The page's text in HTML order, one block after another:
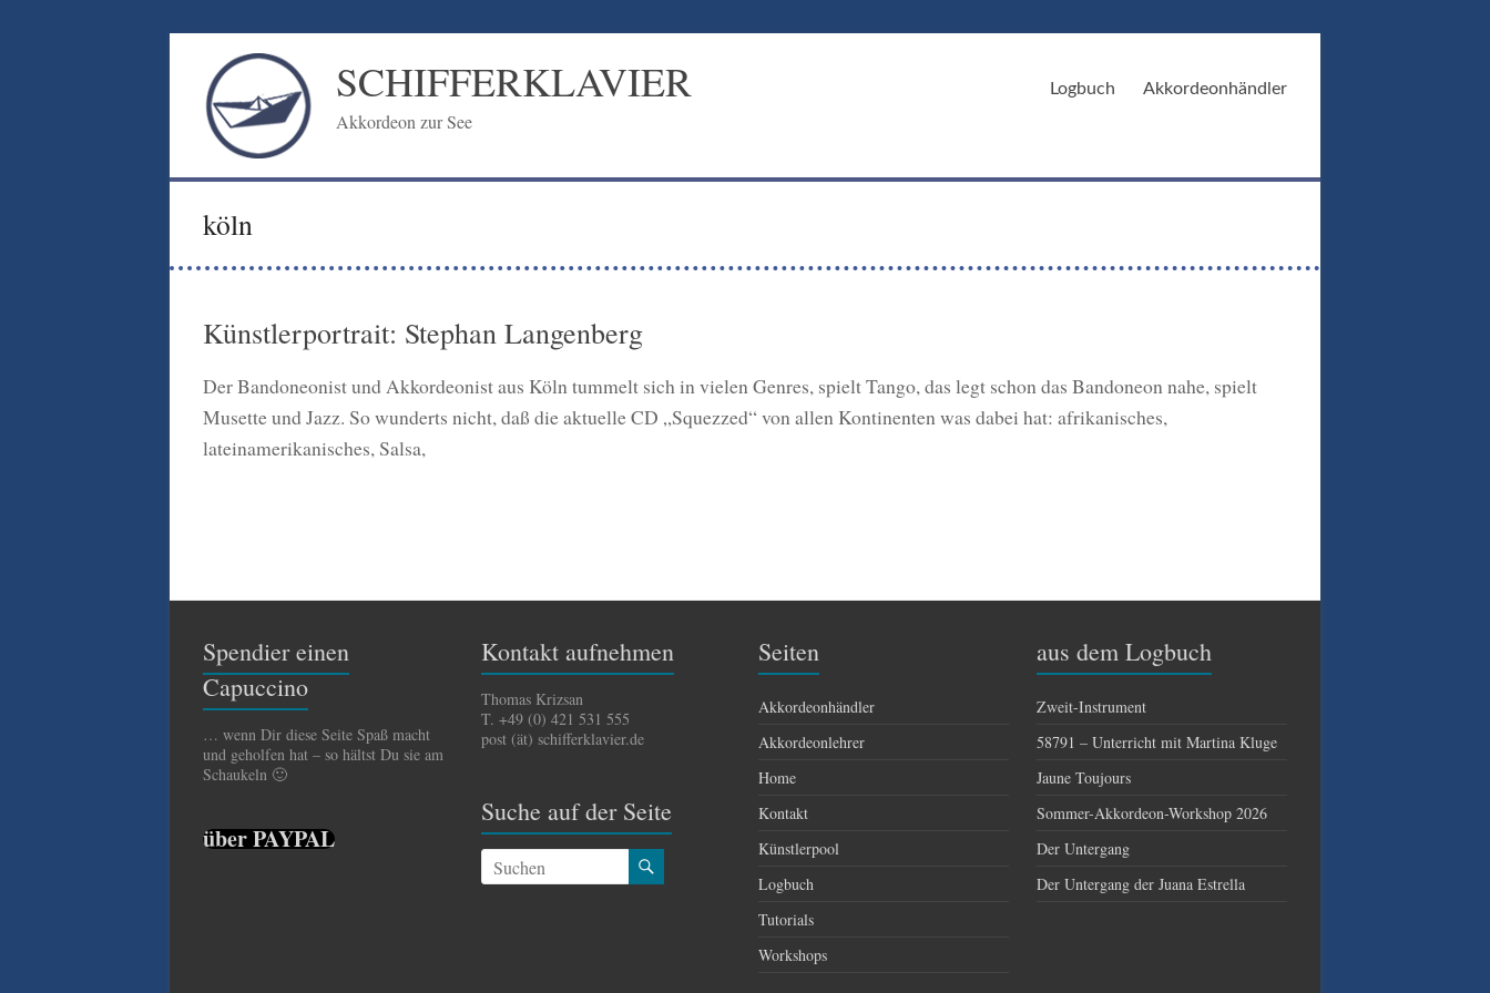
springen
SCHIFFERKLAVIER
Akkordeon zur See
Logbuch Akkordeonhändler
köln
Künstlerportrait: Stephan Langenberg
Der Bandoneonist und Akkordeonist aus Köln tummelt sich in vielen Genres, spielt Tango, das legt schon das Bandoneon nahe, spielt
Musette und Jazz. So wunderts nicht, daß die aktuelle CD „Squezzed“ von allen Kontinenten was dabei hat: afrikanisches,
lateinamerikanisches, Salsa,
Spendier einen
Capuccino
… wenn Dir diese Seite Spaß macht
und geholfen hat – so hältst Du sie am
Schaukeln 🙂
über PAYPAL
Kontakt aufnehmen
Thomas Krizsan
T. +49 (0) 421 531 555
post (ät) schifferklavier.de
Suche auf der Seite
Seiten
Akkordeonhändler
Akkordeonlehrer
Home
Kontakt
Künstlerpool
Logbuch
Tutorials
Workshops
aus dem Logbuch
Zweit-Instrument
58791 – Unterricht mit Martina Kluge
Jaune Toujours
Sommer-Akkordeon-Workshop 2026
Der Untergang
Der Untergang der Juana Estrella